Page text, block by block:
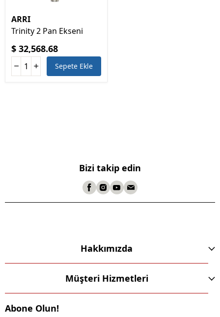
ARRI
Trinity 2 Pan Ekseni
$ 32,568.68
Sepete Ekle
Bizi takip edin
Hakkımızda
Müşteri Hizmetleri
Abone Olun!